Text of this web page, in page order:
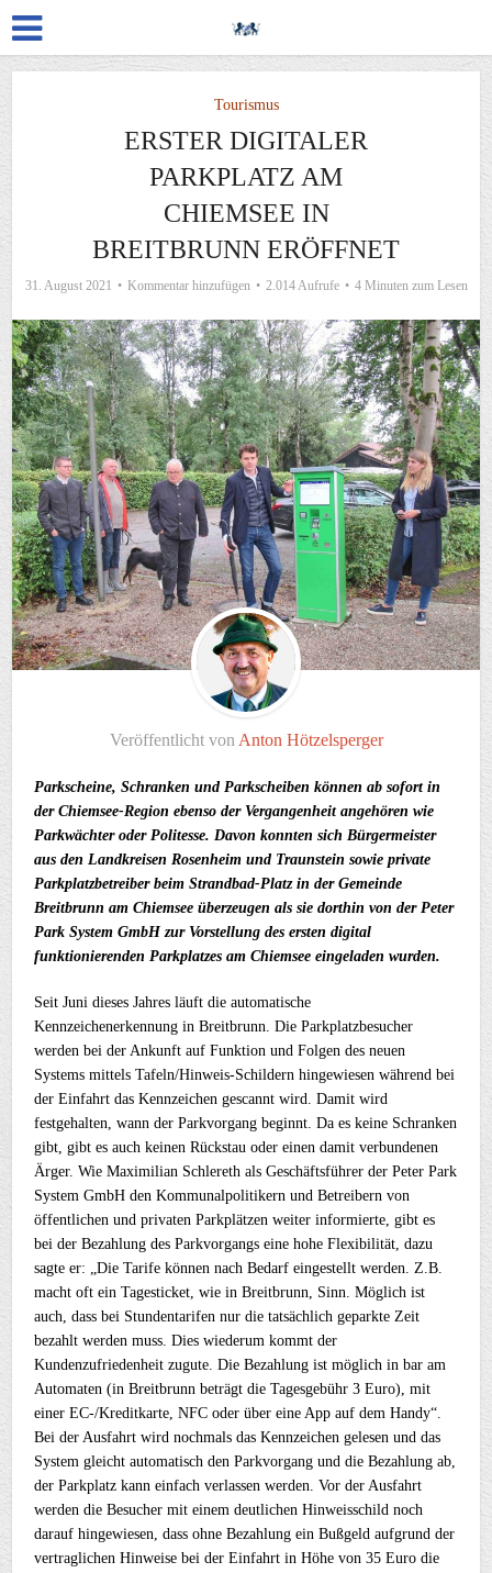
Tourismus
ERSTER DIGITALER
PARKPLATZ AM
CHIEMSEE IN
BREITBRUNN ERÖFFNET
31. August 2021 Kommentar hinzufügen 2.014 Aufrufe 4 Minuten zum Lesen
Veröffentlicht von Anton Hötzelsperger
Parkscheine, Schranken und Parkscheiben können ab sofort in
der Chiemsee-Region ebenso der Vergangenheit angehören wie
Parkwächter oder Politesse. Davon konnten sich Bürgermeister
aus den Landkreisen Rosenheim und Traunstein sowie private
Parkplatzbetreiber beim Strandbad-Platz in der Gemeinde
Breitbrunn am Chiemsee überzeugen als sie dorthin von der Peter
Park System GmbH zur Vorstellung des ersten digital
funktionierenden Parkplatzes am Chiemsee eingeladen wurden.
Seit Juni dieses Jahres läuft die automatische
Kennzeichenerkennung in Breitbrunn. Die Parkplatzbesucher
werden bei der Ankunft auf Funktion und Folgen des neuen
Systems mittels Tafeln/Hinweis-Schildern hingewiesen während bei
der Einfahrt das Kennzeichen gescannt wird. Damit wird
festgehalten, wann der Parkvorgang beginnt. Da es keine Schranken
gibt, gibt es auch keinen Rückstau oder einen damit verbundenen
Ärger. Wie Maximilian Schlereth als Geschäftsführer der Peter Park
System GmbH den Kommunalpolitikern und Betreibern von
öffentlichen und privaten Parkplätzen weiter informierte, gibt es
bei der Bezahlung des Parkvorgangs eine hohe Flexibilität, dazu
sagte er: „Die Tarife können nach Bedarf eingestellt werden. Z.B.
macht oft ein Tagesticket, wie in Breitbrunn, Sinn. Möglich ist
auch, dass bei Stundentarifen nur die tatsächlich geparkte Zeit
bezahlt werden muss. Dies wiederum kommt der
Kundenzufriedenheit zugute. Die Bezahlung ist möglich in bar am
Automaten (in Breitbrunn beträgt die Tagesgebühr 3 Euro), mit
einer EC-/Kreditkarte, NFC oder über eine App auf dem Handy“.
Bei der Ausfahrt wird nochmals das Kennzeichen gelesen und das
System gleicht automatisch den Parkvorgang und die Bezahlung ab,
der Parkplatz kann einfach verlassen werden. Vor der Ausfahrt
werden die Besucher mit einem deutlichen Hinweisschild noch
darauf hingewiesen, dass ohne Bezahlung ein Bußgeld aufgrund der
vertraglichen Hinweise bei der Einfahrt in Höhe von 35 Euro die